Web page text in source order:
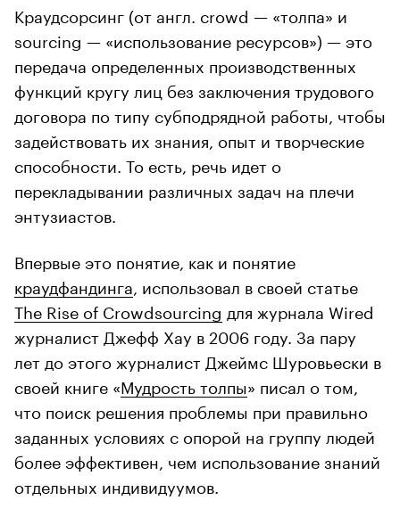
Краудсорсинг (от англ. crowd — «толпа» и
sourcing — «использование ресурсов») — это
передача определенных производственных
функций кругу лиц без заключения трудового
договора по типу субподрядной работы, чтобы
задействовать их знания, опыт и творческие
способности. То есть, речь идет о
перекладывании различных задач на плечи
энтузиастов.
Впервые это понятие, как и понятие
краудфандинга , использовал в своей статье
The Rise of Crowdsourcing для журнала Wired
журналист Джефф Хау в 2006 году. За пару
лет до этого журналист Джеймс Шуровьески в
своей книге «Мудрость толпы» писал о том,
что поиск решения проблемы при правильно
заданных условиях с опорой на группу людей
более эффективен, чем использование знаний
отдельных индивидуумов.